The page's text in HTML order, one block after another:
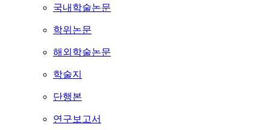
국내학술논문
학위논문
해외학술논문
학술지
단행본
연구보고서